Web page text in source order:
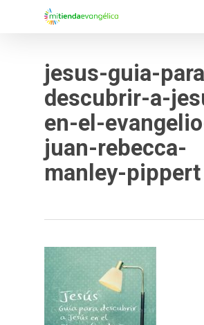
jesus-guia-
descubrir-a-
en-el-
juan-rebecca-
manley-pippert